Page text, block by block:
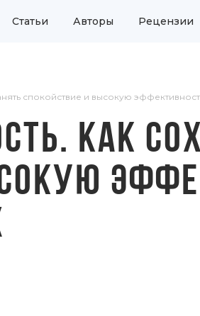
Статьи Авторы Рецензии
спокойствие и высокую
КАК